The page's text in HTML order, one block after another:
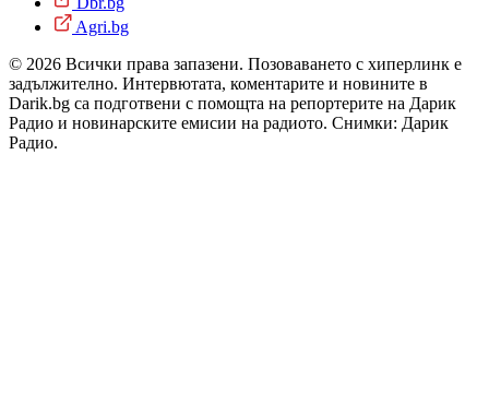
Agri.bg
© 2026 Всички права запазени. Позоваването с хиперлинк е
задължително. Интервютата, коментарите и новините в
Darik.bg са подготвени с помощта на репортерите на Дарик
Радио и новинарските емисии на радиото. Снимки: Дарик
Радио.